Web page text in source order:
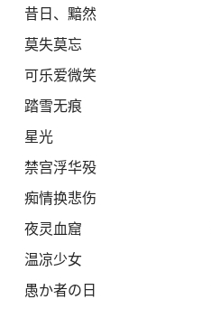
昔日、黯然
莫失莫忘
可乐爱微笑
踏雪无痕
星光
禁宫浮华殁
痴情换悲伤
夜灵血窟
温凉少女
愚か者の日